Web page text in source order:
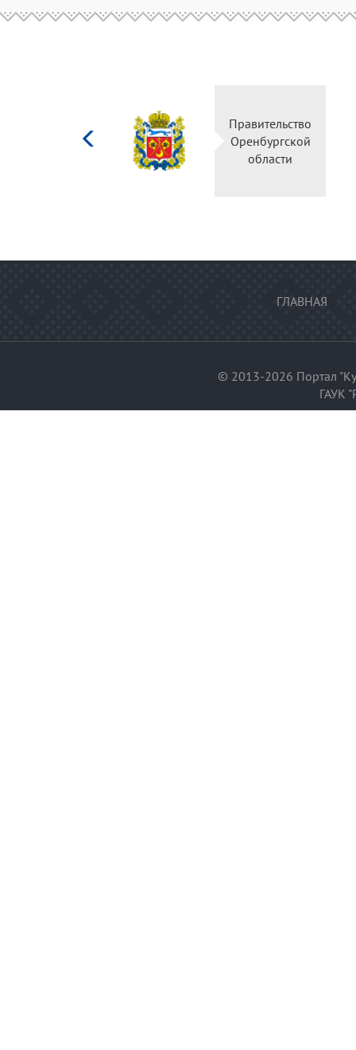
Правительство
Оренбургской
области
ГЛАВНАЯ
© 2013-2026 Портал
ГАУК